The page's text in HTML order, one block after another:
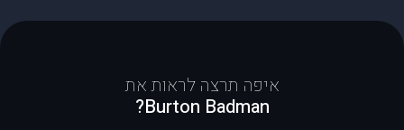
איפה תרצה לראות את
Burton Badman?